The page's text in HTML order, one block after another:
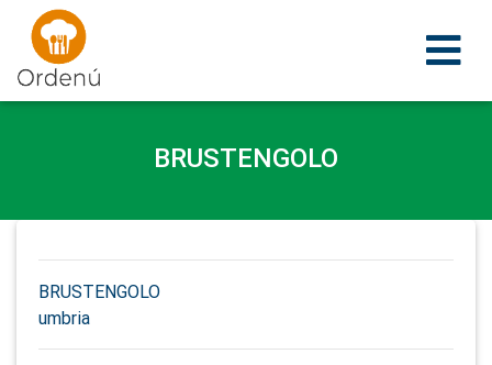
Ordenu
BRUSTENGOLO
BRUSTENGOLO
umbria